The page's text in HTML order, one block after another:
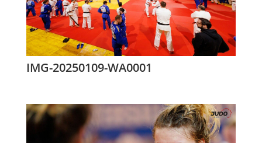
IMG-20250109-WA0001